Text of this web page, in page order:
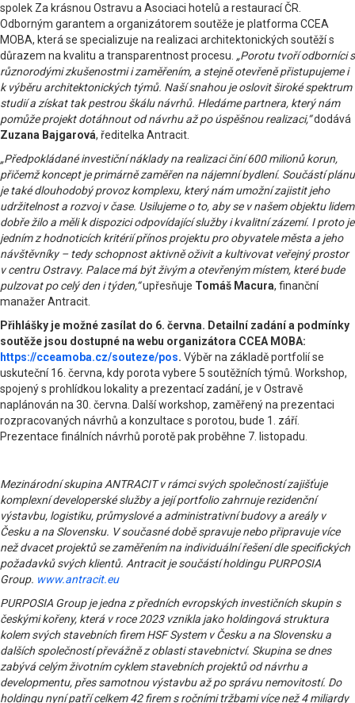
spolek Za krásnou Ostravu a Asociaci hotelů a restaurací ČR.
Odborným garantem a organizátorem soutěže je platforma CCEA
MOBA, která se specializuje na realizaci architektonických soutěží s
důrazem na kvalitu a transparentnost procesu. „Porotu tvoří odborníci s
různorodými zkušenostmi i zaměřením, a stejně otevřeně přistupujeme i
k výběru architektonických týmů. Naší snahou je oslovit široké spektrum
studií a získat tak pestrou škálu návrhů. Hledáme partnera, který nám
pomůže projekt dotáhnout od návrhu až po úspěšnou realizaci,“dodává
Zuzana Bajgarová, ředitelka Antracit.
„Předpokládané investiční náklady na realizaci činí 600 milionů korun,
přičemž koncept je primárně zaměřen na nájemní bydlení. Součástí plánu
je také dlouhodobý provoz komplexu, který nám umožní zajistit jeho
udržitelnost a rozvoj v čase. Usilujeme o to, aby se v našem objektu lidem
dobře žilo a měli k dispozici odpovídající služby i kvalitní zázemí. I proto je
jedním z hodnoticích kritérií přínos projektu pro obyvatele města a jeho
návštěvníky – tedy schopnost aktivně oživit a kultivovat veřejný prostor
v centru Ostravy. Palace má být živým a otevřeným místem, které bude
pulzovat po celý den i týden,“upřesňuje Tomáš Macura, finanční
manažer Antracit.
Přihlášky je možné zasílat do 6. června. Detailní zadání a podmínky
soutěže jsou dostupné na webu organizátora CCEA MOBA:
https://cceamoba.cz/souteze/pos. Výběr na základě portfolií se
uskuteční 16. června, kdy porota vybere 5 soutěžních týmů. Workshop,
spojený s prohlídkou lokality a prezentací zadání, je v Ostravě
naplánován na 30. června. Další workshop, zaměřený na prezentaci
rozpracovaných návrhů a konzultace s porotou, bude 1. září.
Prezentace finálních návrhů porotě pak proběhne 7. listopadu.
Mezinárodní skupina ANTRACIT v rámci svých společností zajišťuje
komplexní developerské služby a její portfolio zahrnuje rezidenční
výstavbu, logistiku, průmyslové a administrativní budovy a areály v
Česku a na Slovensku. V současné době spravuje nebo připravuje více
než dvacet projektů se zaměřením na individuální řešení dle specifických
požadavků svých klientů. Antracit je součástí holdingu PURPOSIA
Group. www.antracit.eu
PURPOSIA Group je jedna z předních evropských investičních skupin s
českými kořeny, která v roce 2023 vznikla jako holdingová struktura
kolem svých stavebních firem HSF System v Česku a na Slovensku a
dalších společností převážně z oblasti stavebnictví. Skupina se dnes
zabývá celým životním cyklem stavebních projektů od návrhu a
developmentu, přes samotnou výstavbu až po správu nemovitostí. Do
holdingu nyní patří celkem 42 firem s ročními tržbami více než 4 miliardy